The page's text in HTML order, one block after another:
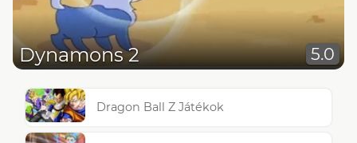
Dynamons 2 5.0
Dragon Ball Z Játékok